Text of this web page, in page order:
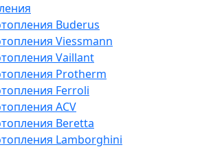
Buderus
Viessmann
Vaillant
Protherm
Ferroli
ACV
Beretta
Lamborghini